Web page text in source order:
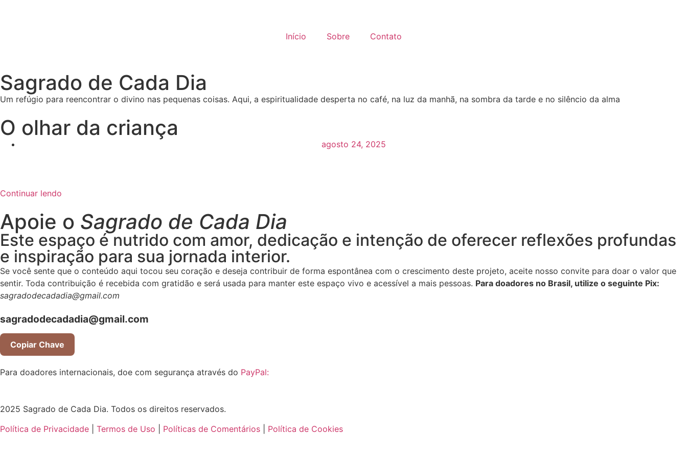
Início Sobre Contato
Sagrado de Cada Dia
Um refúgio para reencontrar o divino nas pequenas coisas. Aqui, a espiritualidade desperta no café, na luz da manhã, na sombra da tarde e no silêncio da alma
O olhar da criança
agosto 24, 2025
Continuar lendo
Apoie o Sagrado de Cada Dia
Este espaço é nutrido com amor, dedicação e intenção de oferecer reflexões profundas
e inspiração para sua jornada interior.
Se você sente que o conteúdo aqui tocou seu coração e deseja contribuir de forma espontânea com o crescimento deste projeto, aceite nosso convite para doar o valor que
sentir. Toda contribuição é recebida com gratidão e será usada para manter este espaço vivo e acessível a mais pessoas. Para doadores no Brasil, utilize o seguinte Pix:
sagradodecadadia@gmail.com
sagradodecadadia@gmail.com
Copiar Chave
Para doadores internacionais, doe com segurança através do PayPal:
2025 Sagrado de Cada Dia. Todos os direitos reservados.
Política de Privacidade
Termos de Uso Políticas de Comentários Política de Cookies